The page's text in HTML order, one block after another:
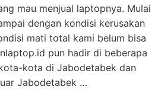
mau menjual laptopnya. Mulai
dengan kondisi kerusakan
mati total kami belum bisa
pun hadir di beberapa
kota di Jabodetabek dan
Jabodetabek …